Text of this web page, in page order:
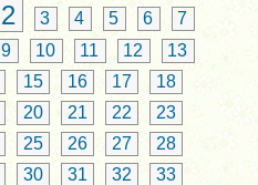
2 3 4 5 6
7
9 10 11 12
13
15 16 17
18
20 21 22
23
25 26 27
28
30 31 32
33